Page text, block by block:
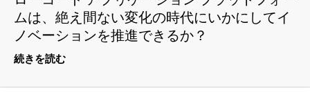
ムは、絶え間ない変化の時代にいかにしてイ
ノベーションを推進できるか？
続きを読む